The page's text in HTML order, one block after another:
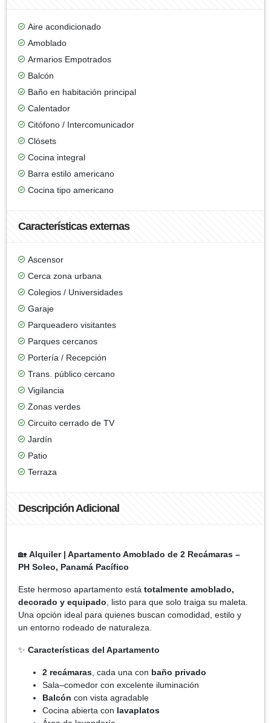
Aire acondicionado
Amoblado
Armarios Empotrados
Balcón
Baño en habitación principal
Calentador
Citófono / Intercomunicador
Clósets
Cocina integral
Barra estilo americano
Cocina tipo americano
Características externas
Ascensor
Cerca zona urbana
Colegios / Universidades
Garaje
Parqueadero visitantes
Parques cercanos
Portería / Recepción
Trans. público cercano
Vigilancia
Zonas verdes
Circuito cerrado de TV
Jardín
Patio
Terraza
Descripción Adicional
🏡 Alquiler | Apartamento Amoblado de 2 Recámaras –
PH Soleo, Panamá Pacífico
Este hermoso apartamento está totalmente amoblado,
decorado y equipado , listo para que solo traiga su maleta.
Una opción ideal para quienes buscan comodidad, estilo y
un entorno rodeado de naturaleza.
✨ Características del Apartamento
2 recámaras , cada una con baño privado
Sala–comedor con excelente iluminación
Balcón con vista agradable
Cocina abierta con lavaplatos